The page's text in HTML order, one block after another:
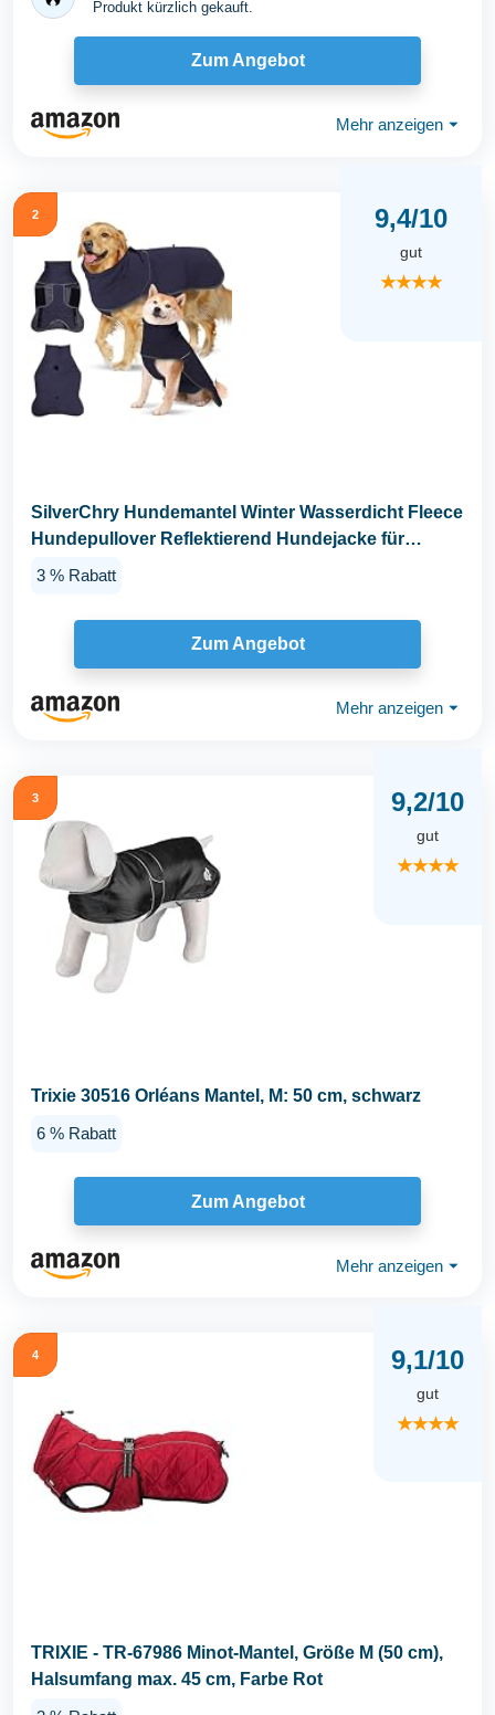
Produkt kürzlich gekauft.
Zum Angebot
Mehr anzeigen ⏷
2 9,4/10
gut
★★★★
SilverChry Hundemantel Winter Wasserdicht Fleece
Hundepullover Reflektierend Hundejacke für
Kleine...
3 % Rabatt
Zum Angebot
Mehr anzeigen ⏷
3 9,2/10
gut
★★★★
Trixie 30516 Orléans Mantel, M: 50 cm, schwarz
6 % Rabatt
Zum Angebot
Mehr anzeigen ⏷
4 9,1/10
gut
★★★★
TRIXIE - TR-67986 Minot-Mantel, Größe M (50 cm),
Halsumfang max. 45 cm, Farbe Rot